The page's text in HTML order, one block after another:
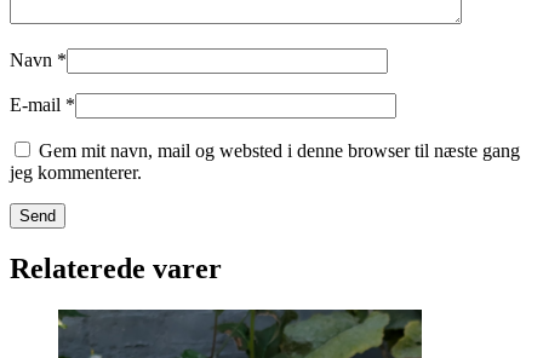
Navn *
E-mail *
Gem mit navn, mail og websted i denne browser til næste gang
jeg kommenterer.
Relaterede varer